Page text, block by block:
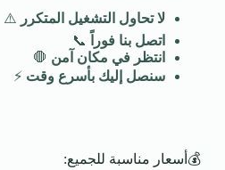
لا تحاول التشغيل المتكرر ⚠️
اتصل بنا فوراً
📞
انتظر في مكان آمن 🛑
سنصل إليك بأسرع وقت ⚡
💰أسعار مناسبة للجميع: